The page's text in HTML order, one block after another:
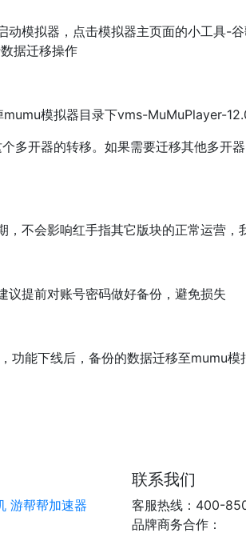
模拟器，点击模拟器主页面的小工具-
据迁移操作
模拟器目录下vms-MuMuPlayer-
开器的转移。如果需要迁移其他多开
不会影响红手指其它版块的正常运营，
提前对账号密码做好备份，避免损失
能下线后，备份的数据迁移至mumu模
游帮帮加速器
联系我们
客服热线：400-
品牌商务合作：